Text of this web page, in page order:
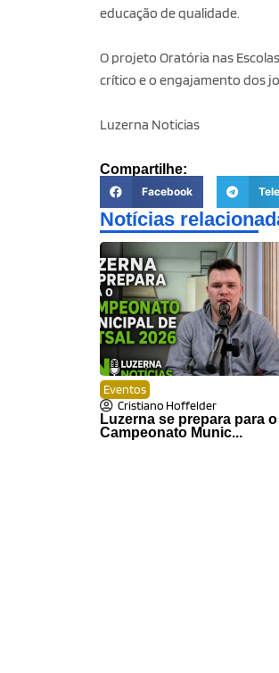
educação de qualidade.
O projeto Oratória nas
crítico e o engajamento dos
Luzerna Noticias
Compartilhe:
Facebook
Notícias
Eventos
Cristiano Hoffelder
Luzerna se prepara para o
Campeonato Munic...